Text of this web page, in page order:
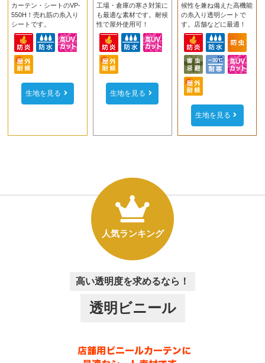
カーテン・シートのVP-
550H！売れ筋の糸入り
シートです。
生地を見る
工場・倉庫の寒さ対策に
も最適な素材です。耐候
性で屋外使用可！
生地を見る
候性を兼ね備えた高機能
の糸入り透明シートで
す。店舗などに最適！
生地を見る
人気ランキング
高い透明度を求めるなら！
透明ビニール